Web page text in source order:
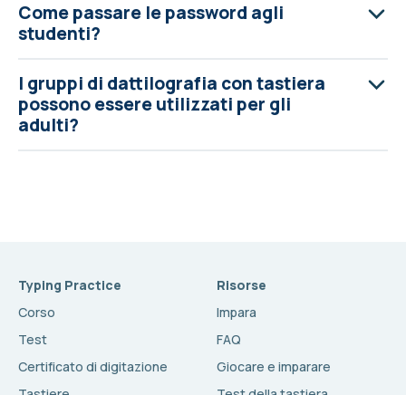
Come passare le password agli
studenti?
I gruppi di dattilografia con tastiera
possono essere utilizzati per gli
adulti?
Typing Practice
Corso
Test
Certificato di digitazione
Risorse
Impara
FAQ
Giocare e imparare